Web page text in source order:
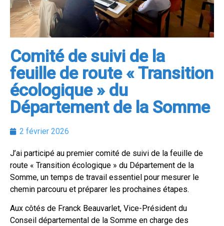
Comité de suivi de la
feuille de route « Transition
écologique » du
Département de la Somme
2 février 2026
J’ai participé au premier comité de suivi de la feuille de
route « Transition écologique » du Département de la
Somme, un temps de travail essentiel pour mesurer le
chemin parcouru et préparer les prochaines étapes.
Aux côtés de Franck Beauvarlet, Vice-Président du
Conseil départemental de la Somme en charge des